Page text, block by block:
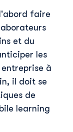
faire
et du
les
entreprise à
il doit se
de
learning